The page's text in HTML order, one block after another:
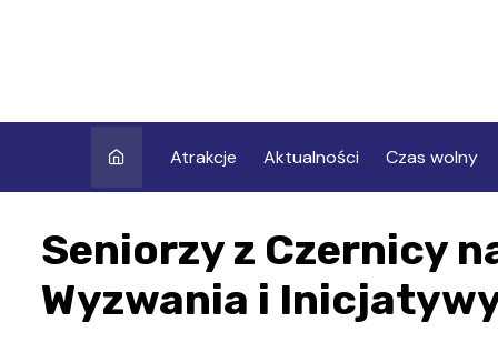
Atrakcje Aktualności Czas wolny
Seniorzy z Czernicy
Wyzwania i